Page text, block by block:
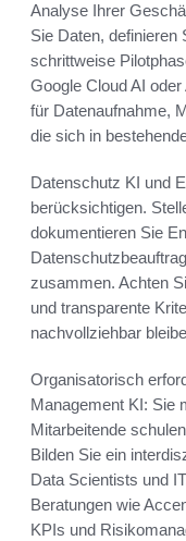
Analyse Ihrer
Sie Daten, definieren
schrittweise
Google Cloud AI
für Datenaufnahme,
die sich in
Datenschutz KI und
berücksichtigen.
dokumentieren Sie
zusammen. Achten
und transparente
nachvollziehbar
Organisatorisch
Management KI: Sie
Mitarbeitende
Bilden Sie ein
Data Scientists und
Beratungen wie
KPIs und